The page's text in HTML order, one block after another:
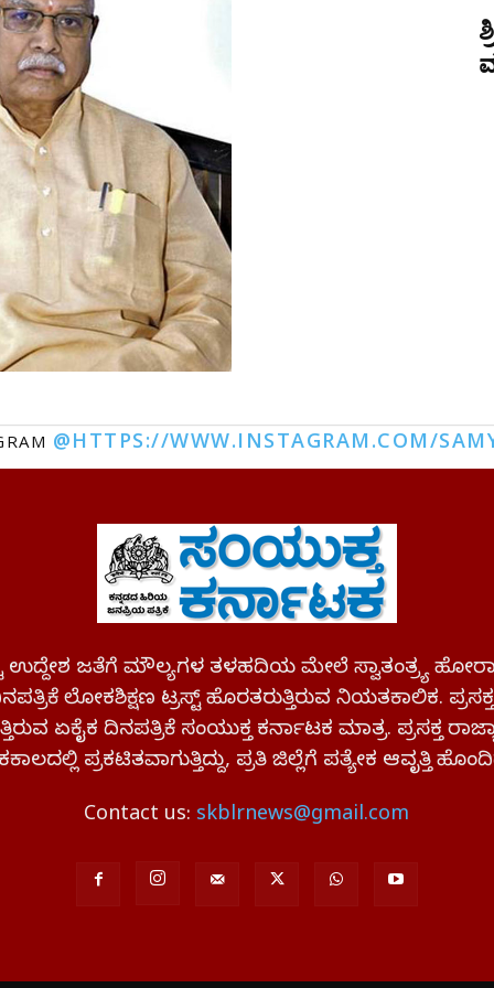
@HTTPS://WWW.INSTAGRAM.COM/
ಉದ್ದೇಶ ಜತೆಗೆ ಮೌಲ್ಯಗಳ ತಳಹದಿಯ ಮೇಲೆ ಸ್ವಾತಂತ್ರ್ಯ
ಲೋಕಶಿಕ್ಷಣ ಟ್ರಸ್ಟ್ ಹೊರತರುತ್ತಿರುವ ನಿಯತಕಾಲಿಕ.
ಏಕೈಕ ದಿನಪತ್ರಿಕೆ ಸಂಯುಕ್ತ ಕರ್ನಾಟಕ ಮಾತ್ರ. ಪ್ರಸಕ್ತ
ಪ್ರಕಟಿತವಾಗುತ್ತಿದ್ದು, ಪ್ರತಿ ಜಿಲ್ಲೆಗೆ ಪತ್ಯೇಕ ಆವೃತ್ತಿ
Contact us: skblrnews@gmail.com